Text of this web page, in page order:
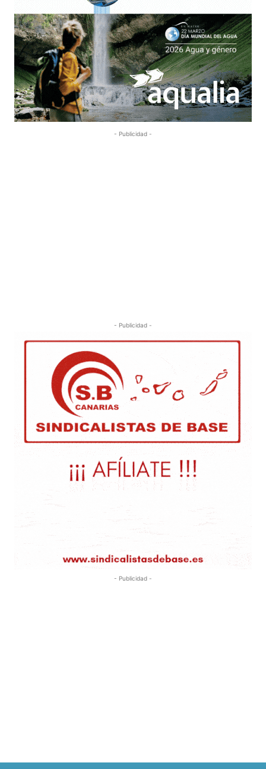
- Publicidad -
- Publicidad -
- Publicidad -